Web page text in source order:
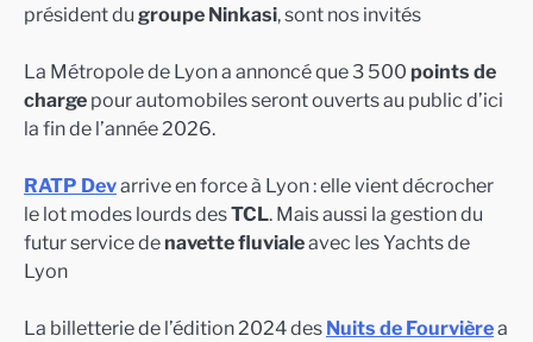
président du groupe Ninkasi, sont nos invités
La Métropole de Lyon a annoncé que 3 500 points de
charge pour automobiles seront ouverts au public d’ici
la fin de l’année 2026.
RATP Devarrive en force à Lyon : elle vient décrocher
le lot modes lourds desTCL. Mais aussi la gestion du
futur service de navette fluvialeavec les Yachts de
Lyon
La billetterie de l’édition 2024 des Nuits de Fourvièrea